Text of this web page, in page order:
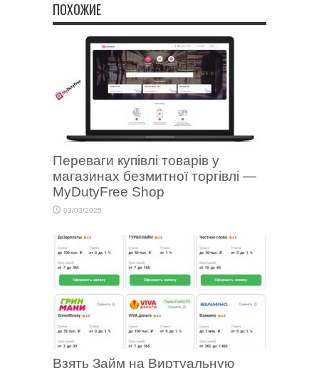
ПОХОЖИЕ
Переваги купівлі товарів у
магазинах безмитної торгівлі —
MyDutyFree Shop
03/03/2025
Взять Займ на Виртуальную